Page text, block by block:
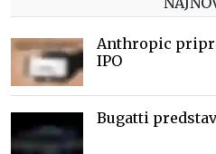
Anthropic
IPO
Bugatti